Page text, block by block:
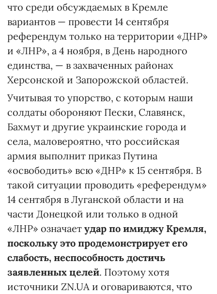
что среди обсуждаемых в Кремле
вариантов — провести 14 сентября
референдум только на территории «ДНР»
и «ЛНР», а 4 ноября, в День народного
единства, — в захваченных районах
Херсонской и Запорожской областей.
Учитывая то упорство, с которым наши
солдаты обороняют Пески, Славянск,
Бахмут и другие украинские города и
села, маловероятно, что российская
армия выполнит приказ Путина
«освободить» всю «ДНР» к 15 сентября. В
такой ситуации проводить «референдум»
14 сентября в Луганской области и на
части Донецкой или только в одной
«ЛНР» означает удар по имиджу Кремля,
поскольку это продемонстрирует его
слабость, неспособность достичь
заявленных целей. Поэтому хотя
источники ZN.UA и оговариваются, что